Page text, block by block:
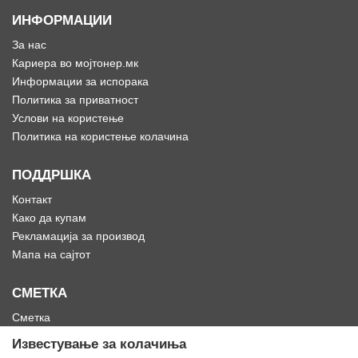
Известување за колачиња
ИНФОРМАЦИИ
За нас
Кариера во мојтонер.мк
Информации за испорака
Политика за приватност
Услови на користење
Политика на користење колачина
ПОДДРШКА
Контакт
Како да купам
Рекламација за производ
Мапа на сајтот
СМЕТКА
Сметка
Омилени